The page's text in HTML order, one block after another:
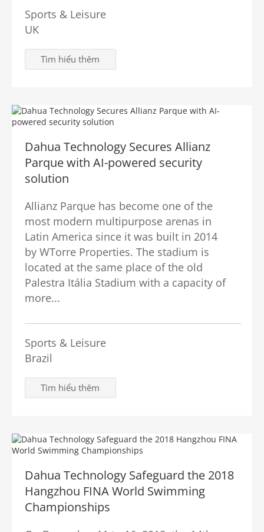
Sports & Leisure
UK
Tìm hiểu thêm
Dahua Technology Secures Allianz
Parque with AI-powered security
solution
Allianz Parque has become one of the
most modern multipurpose arenas in
Latin America since it was built in 2014
by WTorre Properties. The stadium is
located at the same place of the old
Palestra Itália Stadium with a capacity of
more...
Sports & Leisure
Brazil
Tìm hiểu thêm
Dahua Technology Safeguard the 2018
Hangzhou FINA World Swimming
Championships